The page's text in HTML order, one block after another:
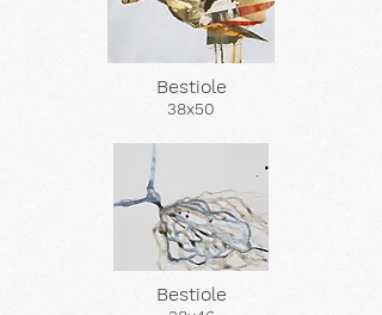
Bestiole
38x50
Bestiole